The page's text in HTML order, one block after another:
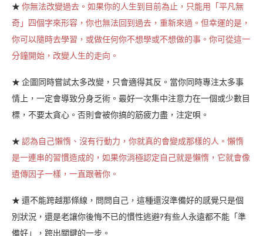
★ 你無法改變過去。如果你的人生到目前為止，只能用「平凡無
奇」四個字來形容，你也無法回到過去，重新來過。但幸運的是，
你可以隨時去學習，或做任何你不想學或不想做的事。你可從這一
分鐘開始，改變人生的走向。
★ 企圖同時嘗試太多改變，只會適得其反。當你同時專注太多事
情上，一定會導致分身乏術。最好一次集中注意力在一個或少數目
標，不要太貪心。否則會被你搞的筋疲力盡，注定唄。
★ 認為自己懶惰、沒有行動力，你就真的會變成那樣的人。懶惰
是一連串的習慣造成的，如果你消極認定自己就是懶惰，它就會像
遺傳因子一樣，一直跟著你。
★ 還不能跨越那條線，問問自己，這種還沒準備好的感覺只是個
別狀況，還是老讓你後悔不已的慣性逃避?有些人永遠都不能「準
備好」，跨出關鍵的一步。